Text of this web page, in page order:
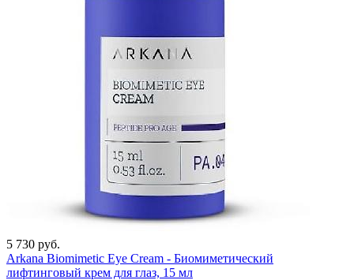
5 730 руб.
Arkana Biomimetic Eye Cream - Биомиметический
лифтинговый крем для глаз, 15 мл